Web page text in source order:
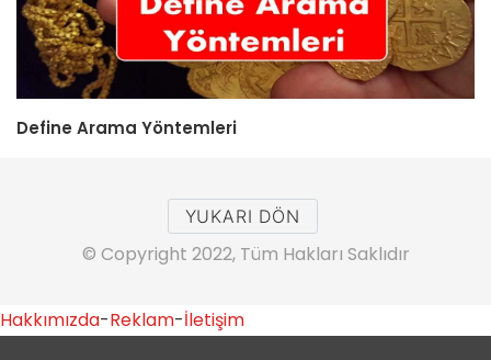
Define Arama Yöntemleri
YUKARI DÖN
© Copyright 2022, Tüm Hakları Saklıdır
Hakkımızda-Reklam-İletişim